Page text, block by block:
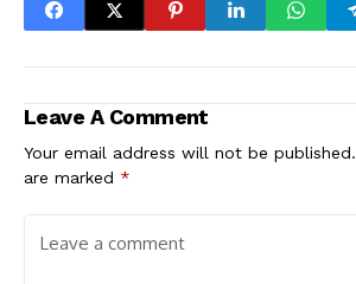
Leave A Comment
Your email address will not be published.
are marked *